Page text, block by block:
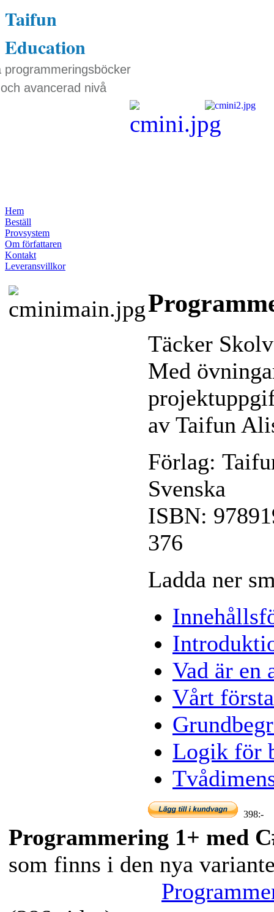
Taifun
Education
programmeringsböcker
avancerad nivå
Hem
Beställ
Provsystem
Om författaren
Kontakt
Leveransvillkor
Täcker
Med
av Taifun
Förlag:
Svenska
ISBN:
376
Ladda ner
Vad är en
Vårt
Logik för
398:-
Programmering 1+ med
som finns i den nya